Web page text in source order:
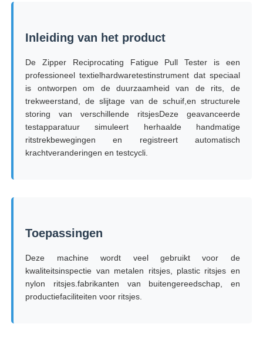
Producten
Over ons
Kwaliteitscontrole
Laboratorium het Testen Materiaal
Milieutestkamer
Inleiding van het product
De Zipper Reciprocating Fatigue Pull Tester is een
professioneel textielhardwaretestinstrument dat speciaal
is ontworpen om de duurzaamheid van de rits, de
trekweerstand, de slijtage van de schuif,en structurele
storing van verschillende ritsjesDeze geavanceerde
testapparatuur simuleert herhaalde handmatige
ritstrekbewegingen en registreert automatisch
krachtveranderingen en testcycli.
Toepassingen
Deze machine wordt veel gebruikt voor de
kwaliteitsinspectie van metalen ritsjes, plastic ritsjes en
nylon ritsjes.fabrikanten van buitengereedschap, en
productiefaciliteiten voor ritsjes.